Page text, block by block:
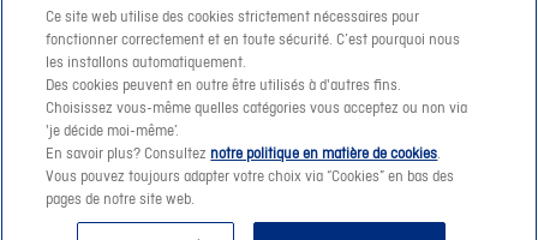
Informations légales
Durabilité
Sitemap
Nos conseillers
Jobs
Ce site web utilise des cookies strictement nécessaires pour
fonctionner correctement et en toute sécurité. C’est pourquoi nous
les installons automatiquement.
Des cookies peuvent en outre être utilisés à d'autres fins.
Choisissez vous-même quelles catégories vous acceptez ou non via
'je décide moi-même’.
En savoir plus? Consultez notre politique en matière de cookies.
Vous pouvez toujours adapter votre choix via “Cookies” en bas des
pages de notre site web.